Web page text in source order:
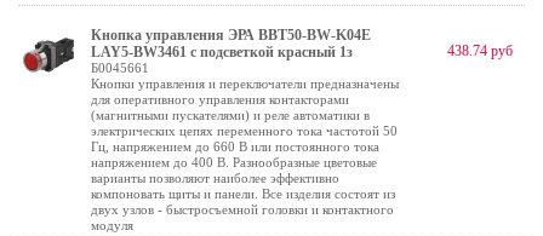
Кнопка управления ЭРА BBT50-BW-K04E
LAY5-BW3461 с подсветкой красный 1з
Б0045661
Кнопки управления и переключатели предназначены
для оперативного управления контакторами
(магнитными пускателями) и реле автоматики в
электрических цепях переменного тока частотой 50
Гц, напряжением до 660 В или постоянного тока
напряжением до 400 В. Разнообразные цветовые
варианты позволяют наиболее эффективно
компоновать щиты и панели. Все изделия состоят из
двух узлов - быстросъемной головки и контактного
модуля
438.74 руб